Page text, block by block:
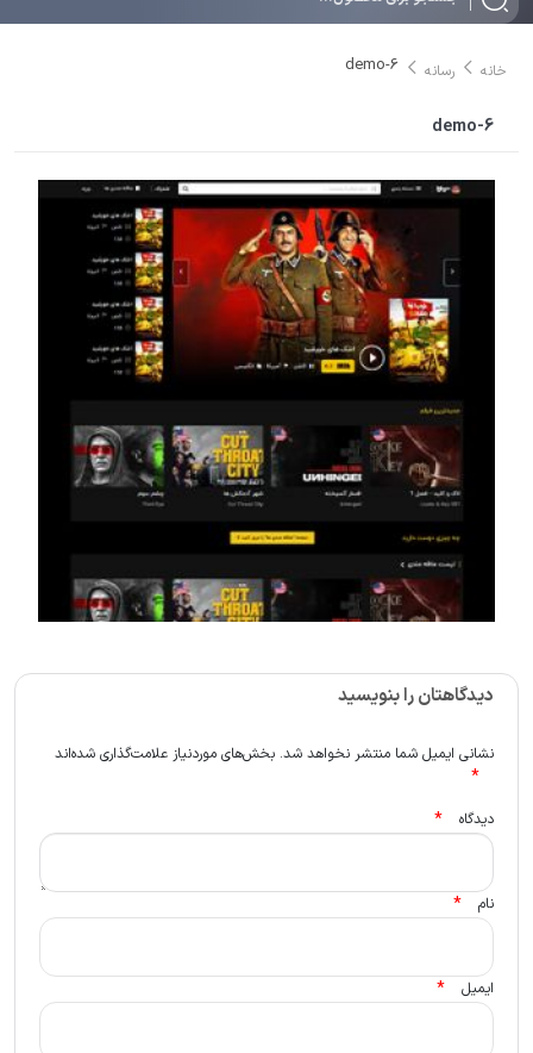
خانه رسانه demo-6
demo-6
دیدگاهتان را بنویسید
نشانی ایمیل شما منتشر نخواهد شد. بخش‌های موردنیاز علامت‌گذاری شده‌اند
*
دیدگاه *
نام *
ایمیل *